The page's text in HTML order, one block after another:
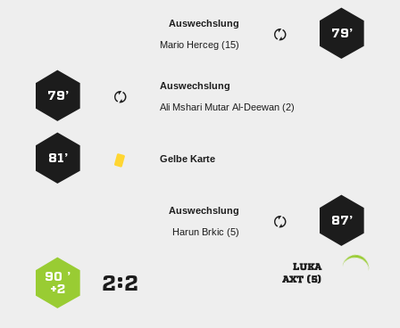
79’
Auswechslung
  
Auswechslung
    
79’
Gelbe Karte
81’
87’
Auswechslung
  

 
:
90 ’
+2